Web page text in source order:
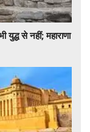
से नहीं; महाराणा